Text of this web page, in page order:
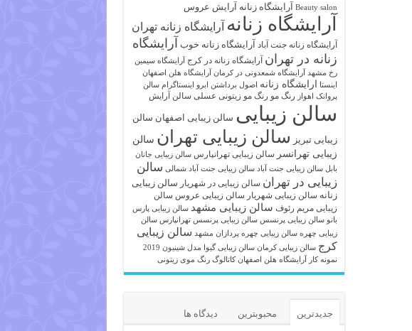
Beauty salon آرايشگاه زنانه آرایش عروس
آرایشگاه زنانه آرایشگاه زنانه تهران
آرایشگاه زنانه جنت آباد آرایشگاه زنانه خوب آرایشگاه
زنانه در تهران آرایشگاه زنانه در کرج
آرایشگاه سیمین
رخ مشهد
آرایشگاه شمعدونی در کرمان آرایشگاه هلن اصفهان
اینستا ارایشگاه زنانه اصول برداشتن ابرو
اینستاگرام سالن
پروانک اهواز
رنگ مو رنگ مو زیتونی عسلی سالن آرایش
سالن زیبایی سالن زیبایی اصفهان سالن
زیبایی تبریز سالن زیبایی تهران سالن
زیبایی تهرانسر سالن زیبایی تهرانپارس سالن زیبایی جانان
بابل سالن زیبایی جنت آباد سالن زیبایی جنت آباد شمالی سالن
زیبایی در تهران سالن زیبایی در شهریار سالن زیبایی
زنانه سالن زیبایی شهریار سالن زیبایی عروس سالن
زیبایی مریم رئوف سالن زیبایی مشهد سالن زیبایی پارس
بانو سالن زیبایی پرنسس سالن زیبایی پرنسس تهرانپارس سالن
زیبایی چهره سالن زیبایی چهره پردازان مشهد سالن زیبایی
کرج سالن زیبایی کرمان سالن زیبایی گیوا
مدل شینیون 2019
نمونه کار آرایشگاه هلن اصفهان کاتالوگ رنگ موی زیتونی
جدیدترین محبوبترین دیدگاه ها